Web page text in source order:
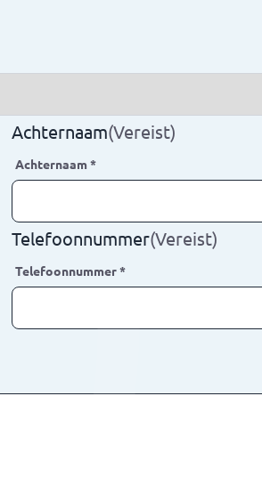
Achternaam(Vereist)
Achternaam*
Telefoonnummer(Vereist)
Telefoonnummer*